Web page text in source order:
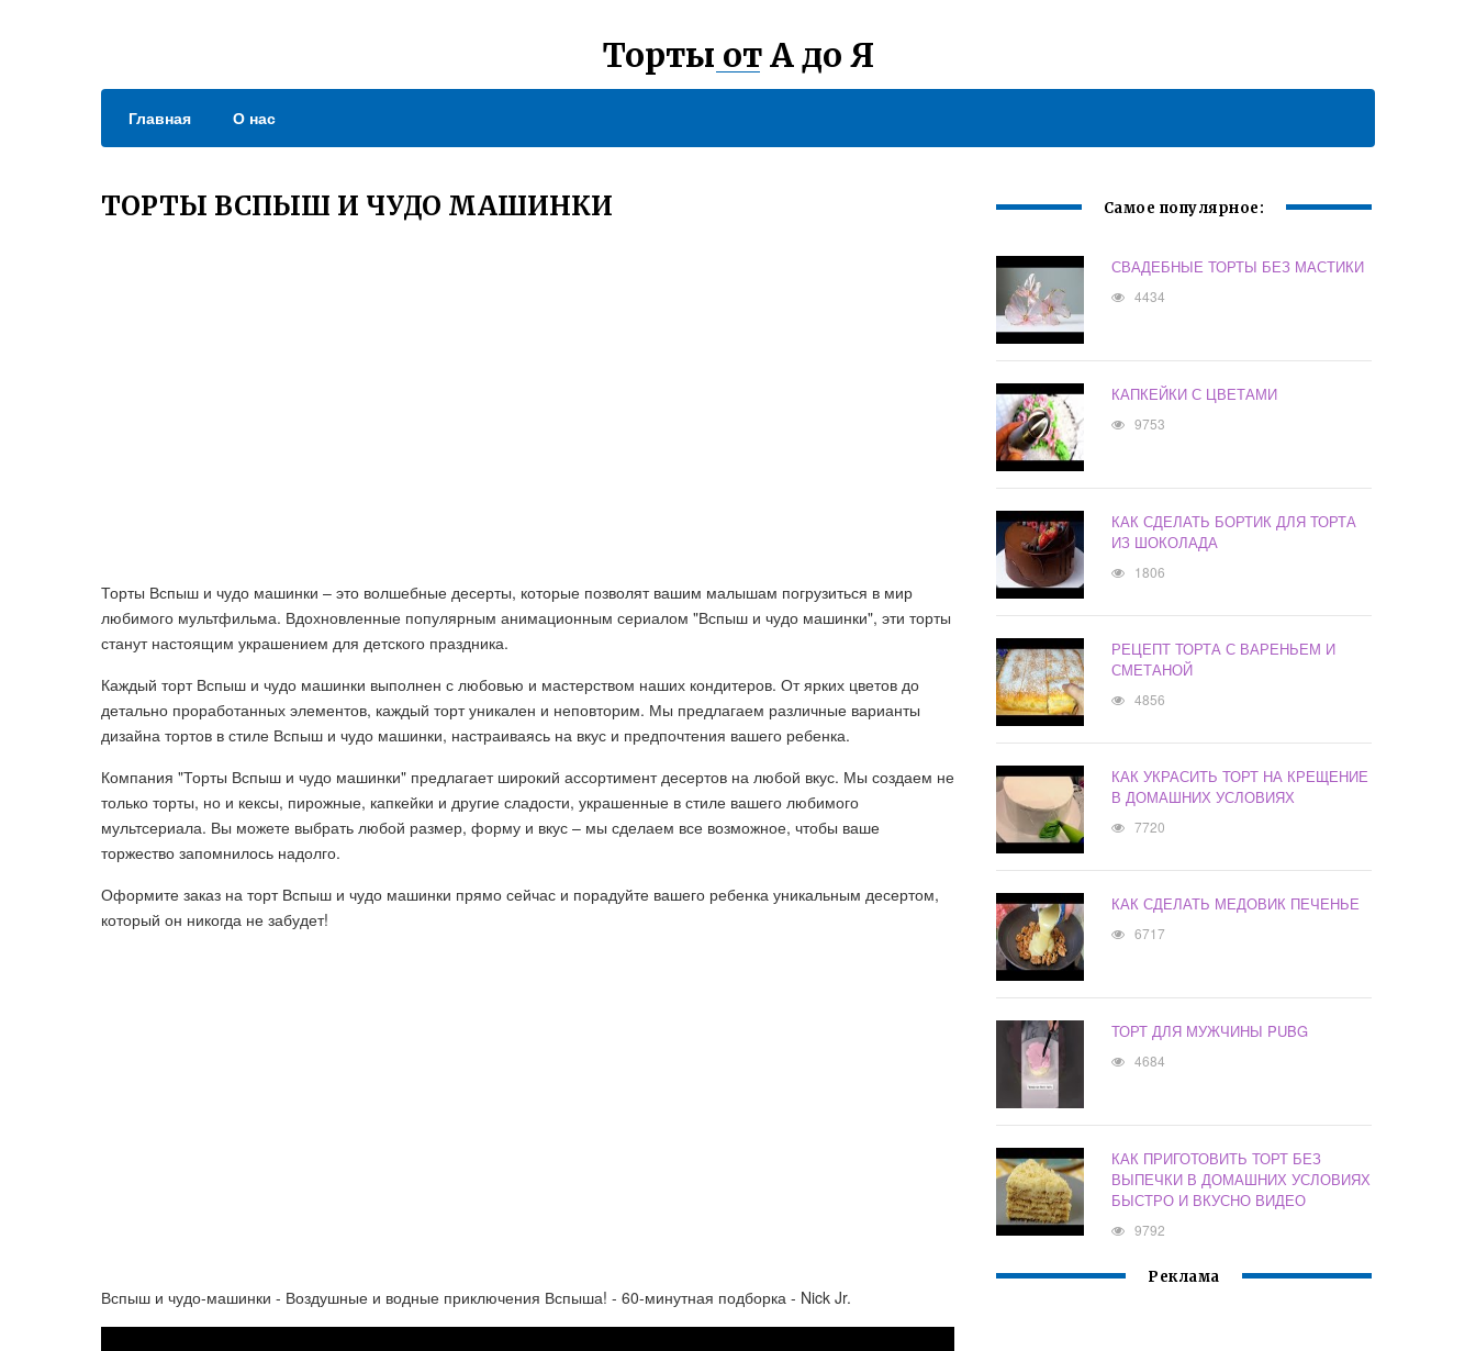
Торты от А до Я
Главная О нас
ТОРТЫ ВСПЫШ И ЧУДО МАШИНКИ
Торты Вспыш и чудо машинки – это волшебные десерты, которые позволят вашим малышам погрузиться в мир
любимого мультфильма. Вдохновленные популярным анимационным сериалом "Вспыш и чудо машинки", эти торты
станут настоящим украшением для детского праздника.
Каждый торт Вспыш и чудо машинки выполнен с любовью и мастерством наших кондитеров. От ярких цветов до
детально проработанных элементов, каждый торт уникален и неповторим. Мы предлагаем различные варианты
дизайна тортов в стиле Вспыш и чудо машинки, настраиваясь на вкус и предпочтения вашего ребенка.
Компания "Торты Вспыш и чудо машинки" предлагает широкий ассортимент десертов на любой вкус. Мы создаем не
только торты, но и кексы, пирожные, капкейки и другие сладости, украшенные в стиле вашего любимого
мультсериала. Вы можете выбрать любой размер, форму и вкус – мы сделаем все возможное, чтобы ваше
торжество запомнилось надолго.
Оформите заказ на торт Вспыш и чудо машинки прямо сейчас и порадуйте вашего ребенка уникальным десертом,
который он никогда не забудет!
Вспыш и чудо-машинки - Воздушные и водные приключения Вспыша! - 60-минутная подборка - Nick Jr.
Самое популярное:
СВАДЕБНЫЕ ТОРТЫ БЕЗ МАСТИКИ
4434
КАПКЕЙКИ С ЦВЕТАМИ
9753
КАК СДЕЛАТЬ БОРТИК ДЛЯ ТОРТА
ИЗ ШОКОЛАДА
1806
РЕЦЕПТ ТОРТА С ВАРЕНЬЕМ И
СМЕТАНОЙ
4856
КАК УКРАСИТЬ ТОРТ НА КРЕЩЕНИЕ
В ДОМАШНИХ УСЛОВИЯХ
7720
КАК СДЕЛАТЬ МЕДОВИК ПЕЧЕНЬЕ
6717
ТОРТ ДЛЯ МУЖЧИНЫ PUBG
4684
КАК ПРИГОТОВИТЬ ТОРТ БЕЗ
ВЫПЕЧКИ В ДОМАШНИХ УСЛОВИЯХ
БЫСТРО И ВКУСНО ВИДЕО
9792
Реклама